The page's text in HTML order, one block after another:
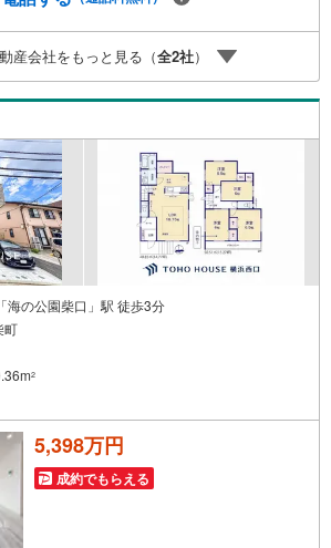
年8月時点 のものであり、実際の適用金利
のものとなります。金利情勢により表記の返
場合があります。ーーーーーーーーーーーー
ーーーーーーー
産会社をもっと見る（全2社）
海の公園柴口」駅 徒歩3分
町
2
5,398万円
成約でもらえる